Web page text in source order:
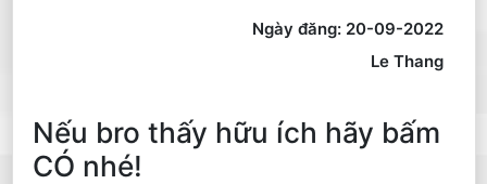
Ngày đăng: 20-09-2022
Le Thang
Nếu bro thấy hữu ích hãy bấm
CÓ nhé!